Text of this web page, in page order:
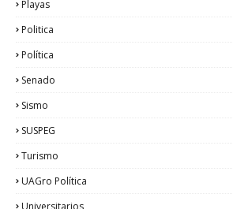
Playas
Politica
Política
Senado
Sismo
SUSPEG
Turismo
UAGro Política
Universitarios